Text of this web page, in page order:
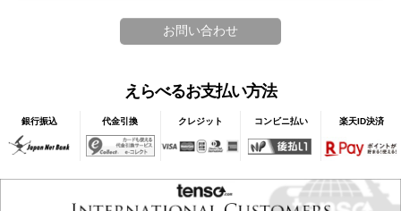
えらべるお支払い方法
銀行振込 代金引換 クレジット コンビニ払い 楽天ID決済